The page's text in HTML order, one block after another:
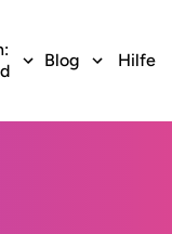
Blog Hilfe